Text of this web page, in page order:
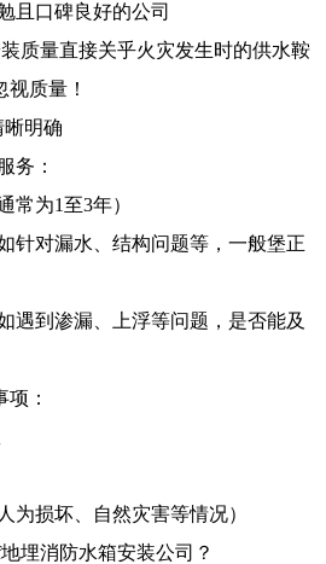
且口碑良好的公司
质量直接关乎火灾发生时的供水鞍
质量！
明确
务：
常为1至3年）
针对漏水、结构问题等，一般堡正
遇到渗漏、上浮等问题，是否能及
：
为损坏、自然灾害等情况）
埋消防水箱安装公司？